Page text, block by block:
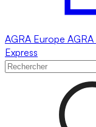
AGRA Europe AGRA
Express